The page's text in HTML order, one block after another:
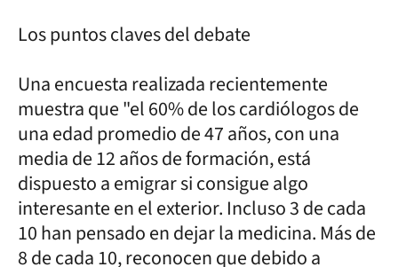
Los puntos claves del debate
Una encuesta realizada recientemente
muestra que "el 60% de los cardiólogos de
una edad promedio de 47 años, con una
media de 12 años de formación, está
dispuesto a emigrar si consigue algo
interesante en el exterior. Incluso 3 de cada
10 han pensado en dejar la medicina. Más de
8 de cada 10, reconocen que debido a